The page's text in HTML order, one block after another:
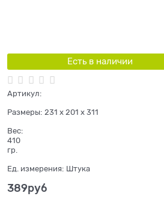
Есть в наличии
Артикул:
Размеры: 231 x 201 x 311
Вес:
410
гр.
Ед. измерения: Штука
389руб